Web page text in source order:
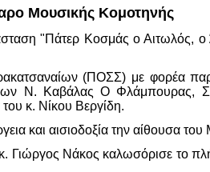
Μουσικής Κομοτηνής
"Πάτερ Κοσμάς ο Αιτωλός,
(ΠΟΣΣ) με φορέα
Ν. Καβάλας Ο Φλάμπουρας,
κ. Νίκου Βεργίδη.
και αισιοδοξία την αίθουσα
Νάκος καλωσόρισε το